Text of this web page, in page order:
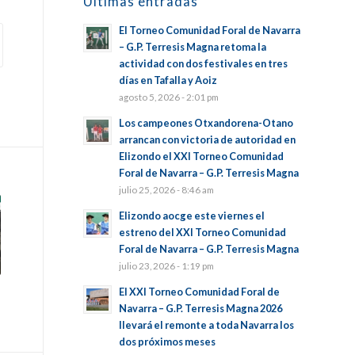
El Torneo Comunidad Foral de Navarra
– G.P. Terresis Magna retoma la
actividad con dos festivales en tres
días en Tafalla y Aoiz
agosto 5, 2026 - 2:01 pm
Los campeones Otxandorena-Otano
arrancan con victoria de autoridad en
Elizondo el XXI Torneo Comunidad
Foral de Navarra – G.P. Terresis Magna
julio 25, 2026 - 8:46 am
Elizondo aocge este viernes el
estreno del XXI Torneo Comunidad
Foral de Navarra – G.P. Terresis Magna
julio 23, 2026 - 1:19 pm
El XXI Torneo Comunidad Foral de
Navarra – G.P. Terresis Magna 2026
llevará el remonte a toda Navarra los
dos próximos meses